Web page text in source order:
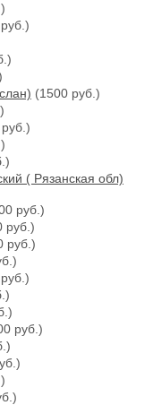
(1500 руб.)
( Рязанская обл)
руб.)
руб.)
руб.)
руб.)